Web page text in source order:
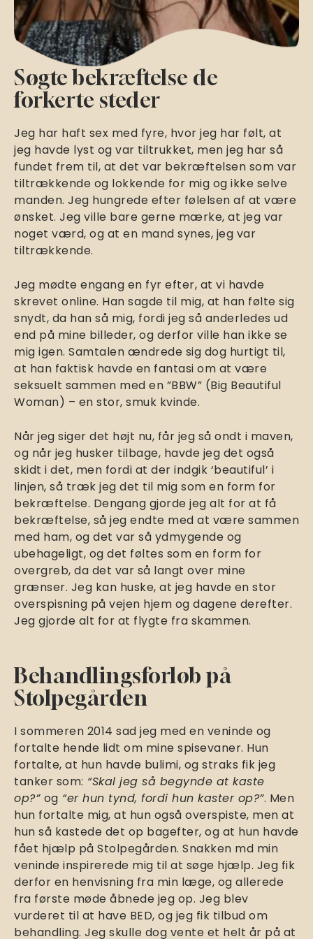
Søgte bekræftelse de
forkerte steder
Jeg har haft sex med fyre, hvor jeg har følt, at
jeg havde lyst og var tiltrukket, men jeg har så
fundet frem til, at det var bekræftelsen som var
tiltrækkende og lokkende for mig og ikke selve
manden. Jeg hungrede efter følelsen af at være
ønsket. Jeg ville bare gerne mærke, at jeg var
noget værd, og at en mand synes, jeg var
tiltrækkende.
Jeg mødte engang en fyr efter, at vi havde
skrevet online. Han sagde til mig, at han følte sig
snydt, da han så mig, fordi jeg så anderledes ud
end på mine billeder, og derfor ville han ikke se
mig igen. Samtalen ændrede sig dog hurtigt til,
at han faktisk havde en fantasi om at være
seksuelt sammen med en ”BBW” (Big Beautiful
Woman) – en stor, smuk kvinde.
Når jeg siger det højt nu, får jeg så ondt i maven,
og når jeg husker tilbage, havde jeg det også
skidt i det, men fordi at der indgik ‘beautiful’ i
linjen, så træk jeg det til mig som en form for
bekræftelse. Dengang gjorde jeg alt for at få
bekræftelse, så jeg endte med at være sammen
med ham, og det var så ydmygende og
ubehageligt, og det føltes som en form for
overgreb, da det var så langt over mine
grænser. Jeg kan huske, at jeg havde en stor
overspisning på vejen hjem og dagene derefter.
Jeg gjorde alt for at flygte fra skammen.
Behandlingsforløb på
Stolpegården
I sommeren 2014 sad jeg med en veninde og
fortalte hende lidt om mine spisevaner. Hun
fortalte, at hun havde bulimi, og straks fik jeg
tanker som: “Skal jeg så begynde at kaste
op?” og “er hun tynd, fordi hun kaster op?”. Men
hun fortalte mig, at hun også overspiste, men at
hun så kastede det op bagefter, og at hun havde
fået hjælp på Stolpegården. Snakken md min
veninde inspirerede mig til at søge hjælp. Jeg fik
derfor en henvisning fra min læge, og allerede
fra første møde åbnede jeg op. Jeg blev
vurderet til at have BED, og jeg fik tilbud om
behandling. Jeg skulle dog vente et helt år på at